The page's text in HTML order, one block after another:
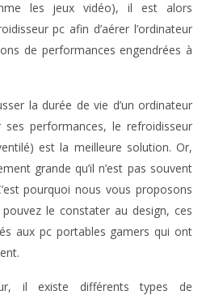
les jeux vidéo), il est alors
pc afin d’aérer l’ordinateur
de performances engendrées à
la durée de vie d’un ordinateur
performances, le refroidisseur
est la meilleure solution. Or,
grande qu’il n’est pas souvent
pourquoi nous vous proposons
le constater au design, ces
aux pc portables gamers qui ont
il existe différents types de